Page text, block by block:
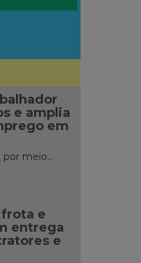
e amplia
em
meio...
frota e
entrega
e